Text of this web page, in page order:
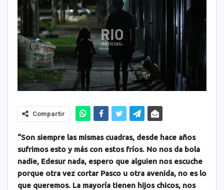
Compartir
“Son siempre las mismas cuadras, desde hace años
sufrimos esto y más con estos fríos. No nos da bola
nadie, Edesur nada, espero que alguien nos escuche
porque otra vez cortar Pasco u otra avenida, no es lo
que queremos. La mayoría tienen hijos chicos, nos